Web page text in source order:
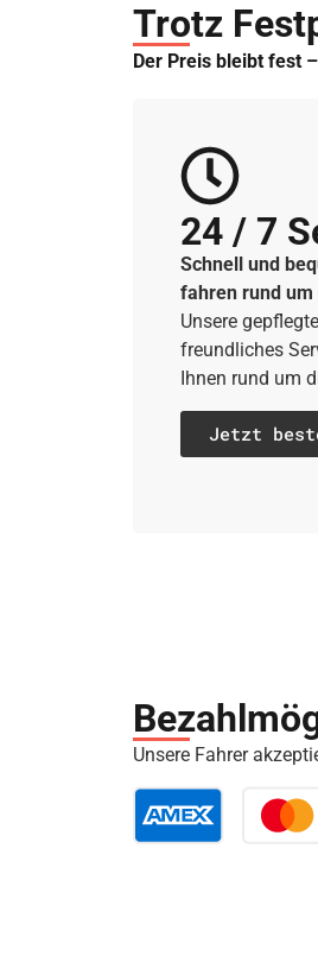
Trotz
Der Preis bleibt fest
24 / 7
Schnell und
fahren rund um
Unsere
freundliches
Ihnen rund um
Jetzt
Unsere Fahrer